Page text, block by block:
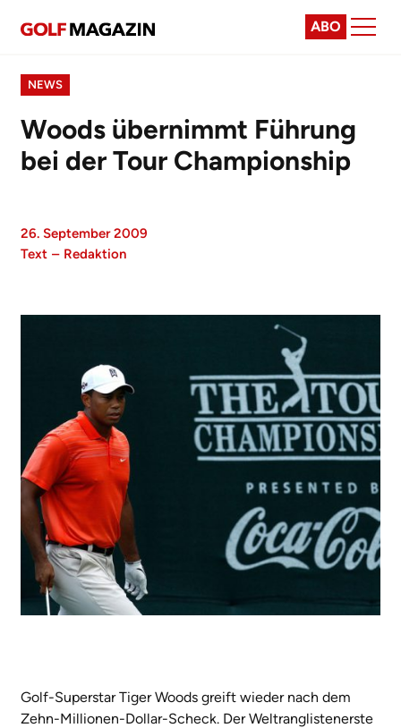
ABO
NEWS
Woods übernimmt Führung
bei der Tour Championship
26. September 2009
Text – Redaktion
Golf-Superstar Tiger Woods greift wieder nach dem
Zehn-Millionen-Dollar-Scheck. Der Weltranglistenerste